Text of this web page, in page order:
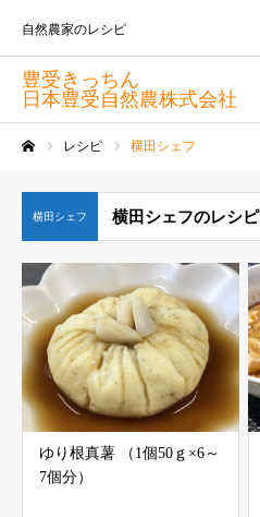
豊受きっちん
日本豊受自然農株式会社
自然農家のレシピ
レシピ 横田シェフ
横田シェフ 横田シェフのレシピ
ゆり根真薯 （1個50ｇ×6～
7個分）